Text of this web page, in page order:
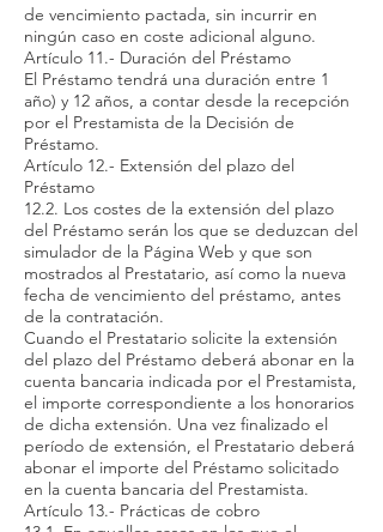
de vencimiento pactada, sin incurrir en
ningún caso en coste adicional alguno.
Artículo 11.- Duración del Préstamo
El Préstamo tendrá una duración entre 1
año) y 12 años, a contar desde la recepción
por el Prestamista de la Decisión de
Préstamo.
Artículo 12.- Extensión del plazo del
Préstamo
12.2. Los costes de la extensión del plazo
del Préstamo serán los que se deduzcan del
simulador de la Página Web y que son
mostrados al Prestatario, así como la nueva
fecha de vencimiento del préstamo, antes
de la contratación.
Cuando el Prestatario solicite la extensión
del plazo del Préstamo deberá abonar en la
cuenta bancaria indicada por el Prestamista,
el importe correspondiente a los honorarios
de dicha extensión. Una vez finalizado el
período de extensión, el Prestatario deberá
abonar el importe del Préstamo solicitado
en la cuenta bancaria del Prestamista.
Artículo 13.- Prácticas de cobro